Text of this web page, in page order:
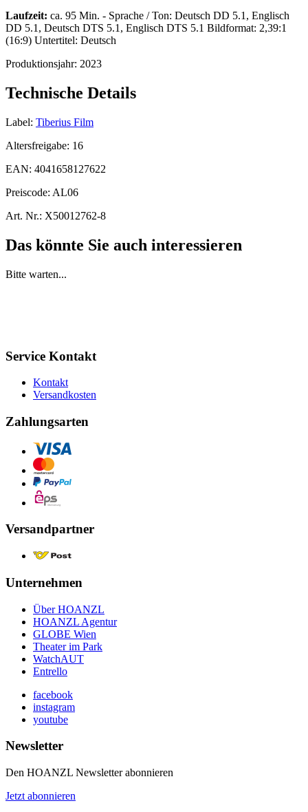
Laufzeit: ca. 95 Min. - Sprache / Ton: Deutsch DD 5.1, Englisch
DD 5.1, Deutsch DTS 5.1, Englisch DTS 5.1 Bildformat: 2,39:1
(16:9) Untertitel: Deutsch
Produktionsjahr: 2023
Technische Details
Label: Tiberius Film
Altersfreigabe: 16
EAN: 4041658127622
Preiscode: AL06
Art. Nr.: X50012762-8
Das könnte Sie auch interessieren
Bitte warten...
Service Kontakt
Kontakt
Versandkosten
Zahlungsarten
Versandpartner
Unternehmen
Über HOANZL
HOANZL Agentur
GLOBE Wien
Theater im Park
WatchAUT
Entrello
facebook
instagram
youtube
Newsletter
Den HOANZL Newsletter abonnieren
Jetzt abonnieren